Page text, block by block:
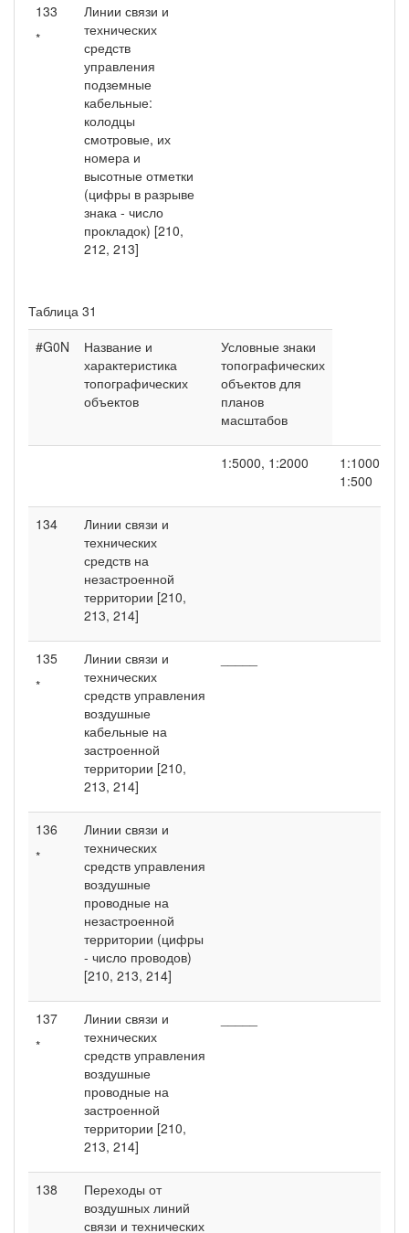
133
*
Линии связи и
технических
средств
управления
подземные
кабельные:
колодцы
смотровые, их
номера и
высотные отметки
(цифры в разрыве
знака - число
прокладок) [210,
212, 213]
Таблица 31
#G0N
Название и
характеристика
топографических
объектов
Условные знаки
топографических
объектов для
планов
масштабов
1:5000, 1:2000
1:1000,
1:500
134
Линии связи и
технических
средств на
незастроенной
территории [210,
213, 214]
135
*
Линии связи и
технических
средств управления
воздушные
кабельные на
застроенной
территории [210,
213, 214]
136
*
Линии связи и
технических
средств управления
воздушные
проводные на
незастроенной
территории (цифры
- число проводов)
[210, 213, 214]
137
*
Линии связи и
технических
средств управления
воздушные
проводные на
застроенной
территории [210,
213, 214]
138
Переходы от
воздушных линий
связи и технических